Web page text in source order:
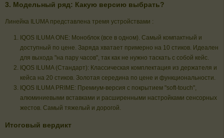
3. Модельный ряд: Какую версию выбрать?
Линейка ILUMA представлена тремя устройствами :
IQOS ILUMA ONE: Моноблок (все в одном). Самый компактный и
доступный по цене. Заряда хватает примерно на 10 стиков. Идеален
для выхода "на пару часов", так как не нужно таскать с собой кейс.
IQOS ILUMA (Стандарт): Классическая комплектация из держателя и
кейса на 20 стиков. Золотая середина по цене и функциональности.
IQOS ILUMA PRIME: Премиум-версия с покрытием "soft-touch",
алюминиевыми вставками и расширенными настройками сенсорных
жестов. Самый тяжелый и дорогой.
Итоговый вердикт